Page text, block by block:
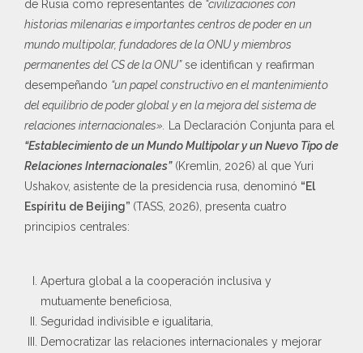
de Rusia como representantes de “civilizaciones con
historias milenarias e importantes centros de poder en un
mundo multipolar, fundadores de la ONU y miembros
permanentes del CS de la ONU”se identifican y reafirman
desempeñando “un papel constructivo en el mantenimiento
del equilibrio de poder global y en la mejora del sistema de
relaciones internacionales».
La Declaración Conjunta para el
“Establecimiento de un Mundo Multipolar y un Nuevo Tipo de
Relaciones Internacionales”(Kremlin, 2026) al que Yuri
Ushakov, asistente de la presidencia rusa, denominó “El
Espíritu de Beijing” (TASS, 2026), presenta cuatro
principios centrales:
Apertura global a la cooperación inclusiva y
mutuamente beneficiosa,
Seguridad indivisible e igualitaria,
Democratizar las relaciones internacionales y mejorar